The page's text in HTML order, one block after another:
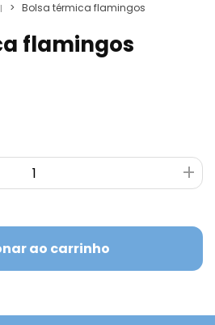
> Bolsa térmica flamingos
flamingos
+
+
ao carrinho